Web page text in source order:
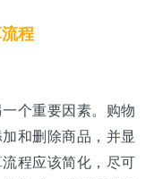
程
个重要因素。购物
和删除商品，并显
程应该简化，尽可